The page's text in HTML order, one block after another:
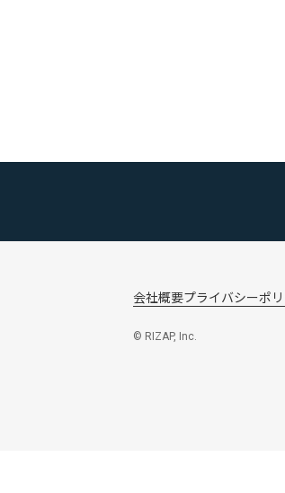
会社概要プライバシーポ
© RIZAP, Inc.